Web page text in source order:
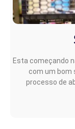
Esta começando
com um bom
processo de